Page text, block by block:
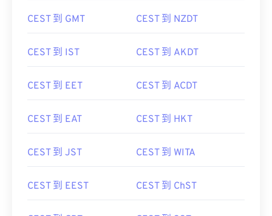
CEST 到 GMT CEST 到 NZDT
CEST 到 IST CEST 到 AKDT
CEST 到 EET CEST 到 ACDT
CEST 到 EAT CEST 到 HKT
CEST 到 JST CEST 到 WITA
CEST 到 EEST CEST 到 ChST